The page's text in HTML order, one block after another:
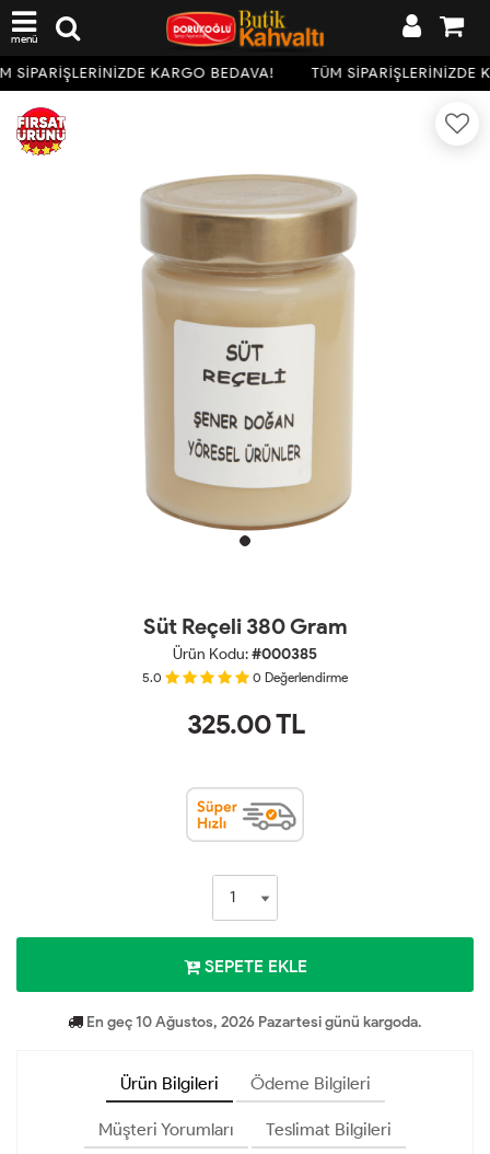
menü
SİPARİŞLERİNİZDE KARGO BEDAVA! TÜM SİPARİŞLERİNİZDE
Süt Reçeli 380 Gram
Ürün Kodu:#000385
5.0 0 Değerlendirme
325.00TL
SEPETE EKLE
En geç 10 Ağustos, 2026 Pazartesi günü kargoda.
Ürün Bilgileri Ödeme Bilgileri
Müşteri Yorumları Teslimat Bilgileri